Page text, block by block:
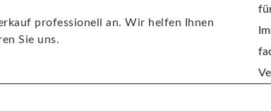
professionell an. Wir helfen Ihnen
Sie uns.